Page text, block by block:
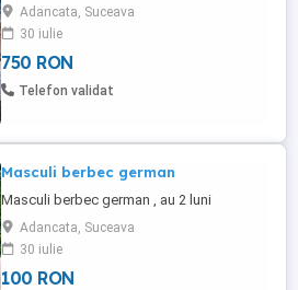
Adancata, Suceava
30 iulie
750 RON
Telefon validat
Masculi berbec german
Masculi berbec german , au 2 luni
Adancata, Suceava
30 iulie
100 RON